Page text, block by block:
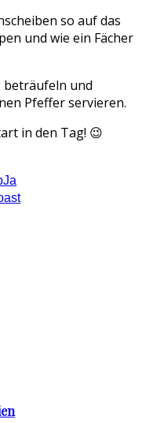
so auf das
und wie ein Fächer
beträufeln und
Pfeffer servieren.
in den Tag! 😉
Ja